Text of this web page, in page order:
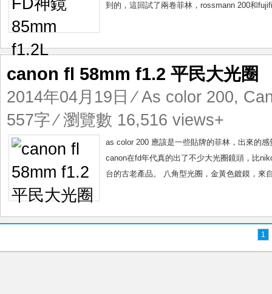
到的，這回試了兩卷菲林，rossmann 200和
canon fl 58mm f1.2 平民大光圈
2014年04月19日 ⁄As color 200,
557字 ⁄ 瀏覽數 16,516 views+
as color 200 應該是一些貼牌的菲林，出來的
canon在fd年代真的出了不少大光圈鏡頭，比
台的古老產品。 八角型光圈，金黃色鍍鏌，來
1